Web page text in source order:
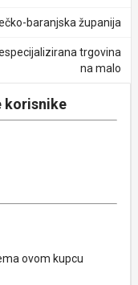
baranjska županija
trgovina
na malo
korisnike
ovom kupcu